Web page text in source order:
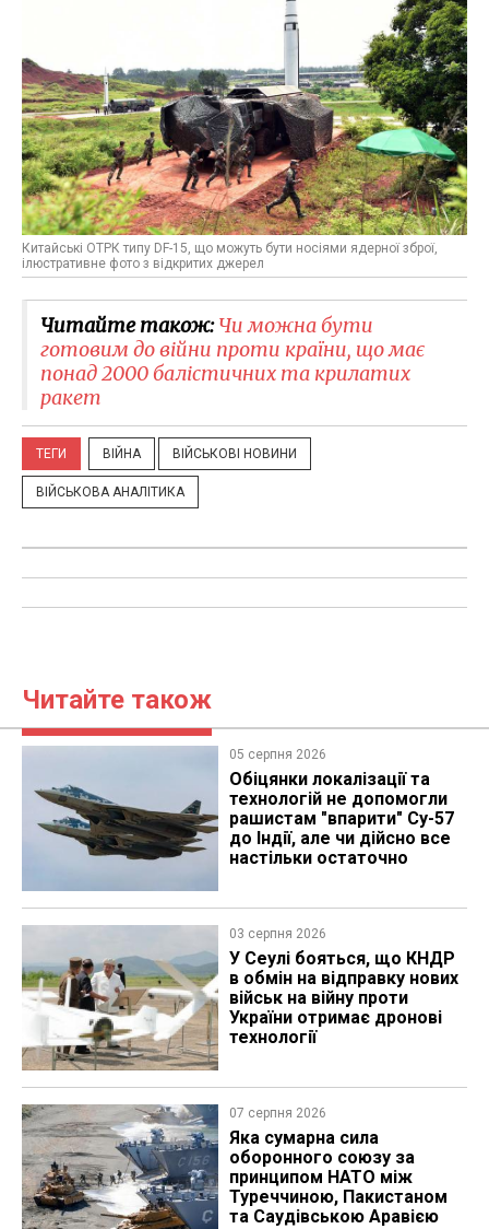
Китайські ОТРК типу DF-15, що можуть бути носіями ядерної зброї,
ілюстративне фото з відкритих джерел
Читайте також:Чи можна бути
готовим до війни проти країни, що має
понад 2000 балістичних та крилатих
ракет
ТЕГИ ВІЙНА ВІЙСЬКОВІ НОВИНИ
ВІЙСЬКОВА АНАЛІТИКА
Читайте також
05 серпня 2026
Обіцянки локалізації та
технологій не допомогли
рашистам "впарити" Су-57
до Індії, але чи дійсно все
настільки остаточно
03 серпня 2026
У Сеулі бояться, що КНДР
в обмін на відправку нових
військ на війну проти
України отримає дронові
технології
07 серпня 2026
Яка сумарна сила
оборонного союзу за
принципом НАТО між
Туреччиною, Пакистаном
та Саудівською Аравією